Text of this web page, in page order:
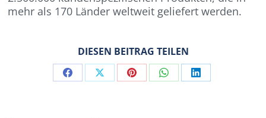
mehr als 170 Länder weltweit geliefert werden.
DIESEN BEITRAG TEILEN
Share Share Share Share Share